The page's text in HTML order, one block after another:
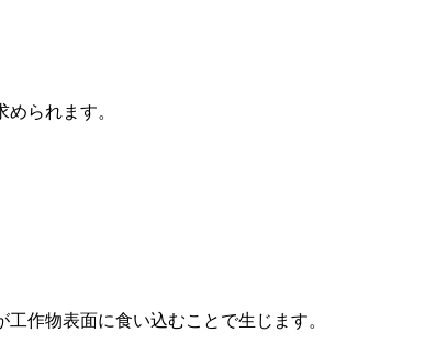
られます。
作物表面に食い込むことで生じます。